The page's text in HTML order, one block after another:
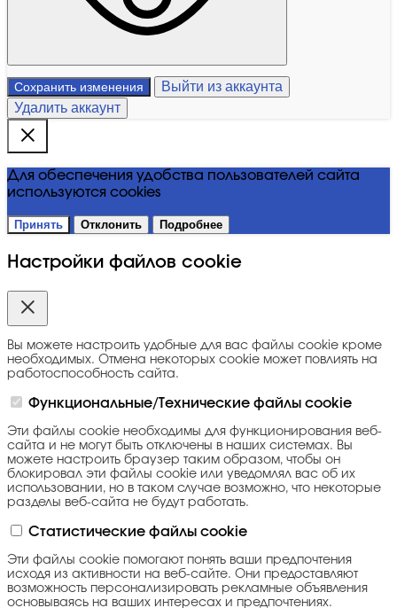
Сохранить изменения
Выйти из аккаунта
Удалить аккаунт
Для обеспечения удобства пользователей сайта
используются cookies
Принять Отклонить Подробнее
Настройки файлов cookie
Вы можете настроить удобные для вас файлы cookie кроме
необходимых. Отмена некоторых cookie может повлиять на
работоспособность сайта.
Функциональные/Технические файлы cookie
Эти файлы cookie необходимы для функционирования веб-
сайта и не могут быть отключены в наших системах. Вы
можете настроить браузер таким образом, чтобы он
блокировал эти файлы cookie или уведомлял вас об их
использовании, но в таком случае возможно, что некоторые
разделы веб-сайта не будут работать.
Статистические файлы cookie
Эти файлы cookie помогают понять ваши предпочтения
исходя из активности на веб-сайте. Они предоставляют
возможность персонализировать рекламные объявления
основываясь на ваших интересах и предпочтениях.